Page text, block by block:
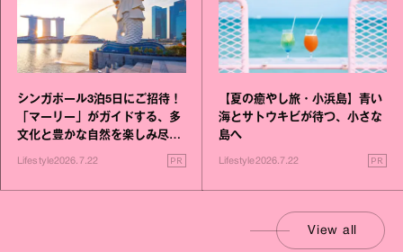
シンガポール3泊5日にご招待！
「マーリー」がガイドする、多
文化と豊かな自然を楽しみ尽く
Lifestyle2026.7.22 PR
【夏の癒やし旅・小浜島】青い
海とサトウキビが待つ、小さな
島へ
Lifestyle2026.7.22 PR
View all